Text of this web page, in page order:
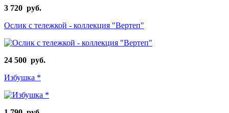
3 720 руб.
Ослик с тележкой - коллекция "Вертеп"
24 500 руб.
Избушка *